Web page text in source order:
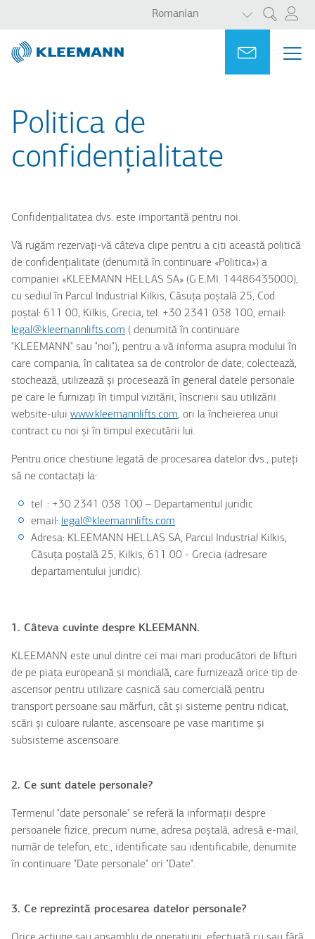
conținutul
principal
main
search
Cercetare
Romanian
AFIȘAȚI
Ask for
Politica de
confidențialitate
Confidențialitatea dvs. este importantă pentru noi.
Vă rugăm rezervați-vă câteva clipe pentru a citi această politică
de confidențialitate (denumită în continuare «Politica») a
companiei «KLEEMANN HELLAS SΑ» (G.E.MI. 14486435000),
cu sediul în Parcul Industrial Kilkis, Căsuța poștală 25, Cod
poștal: 611 00, Kilkis, Grecia, tel. +30 2341 038 100, email:
legal@kleemannlifts.com ( denumită în continuare
"KLEEMANN" sau "noi"), pentru a vă informa asupra modului în
care compania, în calitatea sa de controlor de date, colectează,
stochează, utilizează și procesează în general datele personale
pe care le furnizați în timpul vizitării, înscrierii sau utilizării
website-ului www.kleemannlifts.com, ori la încheierea unui
contract cu noi și în timpul executării lui.
Pentru orice chestiune legată de procesarea datelor dvs., puteți
să ne contactați la:
tel .: +30 2341 038 100 – Departamentul juridic
email: legal@kleemannlifts.com
Adresa: KLEEMANN HELLAS SA, Parcul Industrial Kilkis,
Căsuța poștală 25, Kilkis, 611 00 - Grecia (adresare
departamentului juridic).
1 . Câteva cuvinte despre KLEEMANN.
KLEEMANN este unul dintre cei mai mari producători de lifturi
de pe piața europeană și mondială, care furnizează orice tip de
ascensor pentru utilizare casnică sau comercială pentru
transport persoane sau mărfuri, cât și sisteme pentru ridicat,
scări și culoare rulante, ascensoare pe vase maritime și
subsisteme ascensoare.
2. Ce sunt datele personale?
Termenul "date personale" se referă la informații despre
persoanele fizice, precum nume, adresa poștală, adresă e-mail,
număr de telefon, etc., identificate sau identificabile, denumite
în continuare "Date personale" ori "Date".
3. Ce reprezintă procesarea datelor personale?
Portal